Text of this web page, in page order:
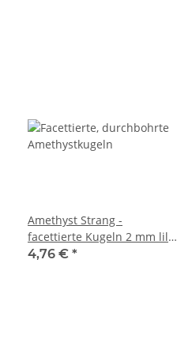
Amethyst Strang -
facettierte Kugeln 2 mm lila,
Länge 39 cm /6628
4,76 € *